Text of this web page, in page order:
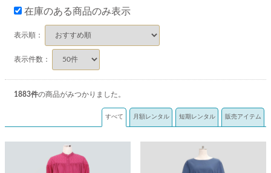
在庫のある商品のみ表示
表示順：
表示件数：
1883件の商品がみつかりました。
すべて 月額レンタル 短期レンタル 販売アイテム